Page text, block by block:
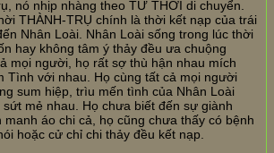
nó nhịp nhàng theo TỨ THỜI di chuyển.
THÀNH-TRỤ chính là thời kết nạp của trái
Nhân Loài. Nhân Loài sống trong lúc thời
hay không tâm ý thảy đều ưa chuộng
mọi người, họ rất sợ thù hận nhau mích
Tình với nhau. Họ cùng tất cả mọi người
sum hiệp, trìu mến tình của Nhân Loài
mẻ nhau. Họ chưa biết đến sự giành
áo chi cả, họ cũng chưa thấy có bệnh
hoặc cử chỉ chi thảy đều kết nạp.